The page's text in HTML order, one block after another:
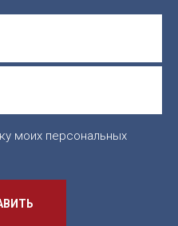
моих персональных